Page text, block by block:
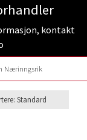
kontakt
Nærinngsrik